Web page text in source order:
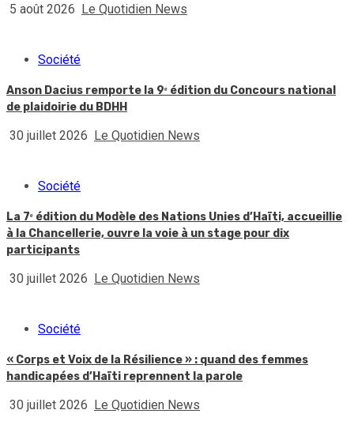
5 août 2026 Le Quotidien News
Société
Anson Dacius remporte la 9ᵉ édition du Concours national
de plaidoirie du BDHH
30 juillet 2026 Le Quotidien News
Société
La 7ᵉ édition du Modèle des Nations Unies d’Haïti, accueillie
à la Chancellerie, ouvre la voie à un stage pour dix
participants
30 juillet 2026 Le Quotidien News
Société
« Corps et Voix de la Résilience » : quand des femmes
handicapées d’Haïti reprennent la parole
30 juillet 2026 Le Quotidien News